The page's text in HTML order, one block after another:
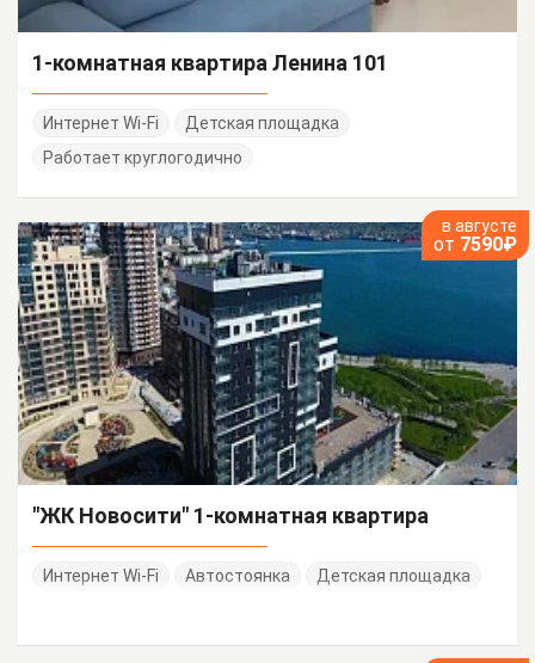
1-комнатная квартира Ленина 101
Интернет Wi-Fi
Детская площадка
Работает круглогодично
в августе
от 7590₽
"ЖК Новосити" 1-комнатная квартира
Интернет Wi-Fi Автостоянка Детская площадка